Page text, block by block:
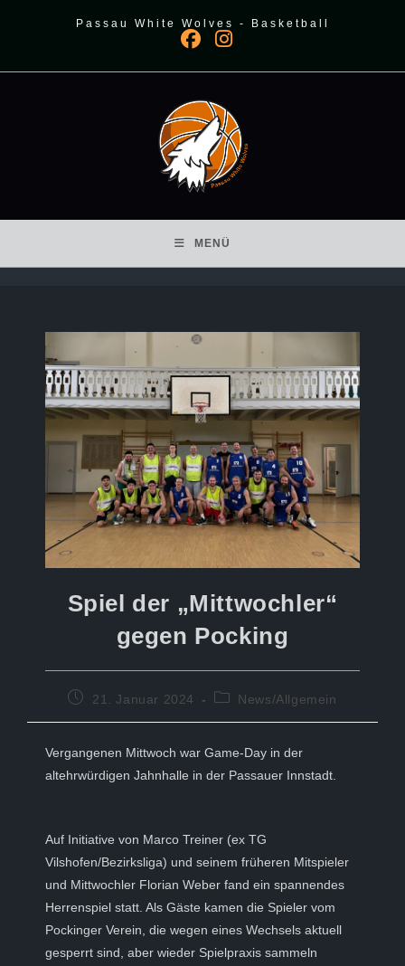
Passau White Wolves - Basketball
MENÜ
Spiel der „Mittwochler“
gegen Pocking
Beitrag21. Januar 2024
Beitrags-
News/Allgemein
Vergangenen Mittwoch war Game-Day in der
altehrwürdigen Jahnhalle in der Passauer Innstadt.
Auf Initiative von Marco Treiner (ex TG
Vilshofen/Bezirksliga) und seinem früheren Mitspieler
und Mittwochler Florian Weber fand ein spannendes
Herrenspiel statt. Als Gäste kamen die Spieler vom
Pockinger Verein, die wegen eines Wechsels aktuell
gesperrt sind, aber wieder Spielpraxis sammeln